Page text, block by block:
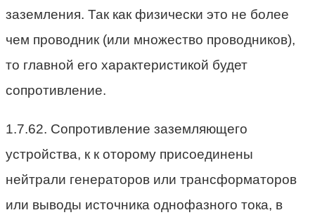
заземления. Так как физически это не более
чем проводник (или множество проводников),
то главной его характеристикой будет
сопротивление.
1.7.62. Сопротивление заземляющего
устройства, к к оторому присоединены
нейтрали генераторов или трансформаторов
или выводы источника однофазного тока, в